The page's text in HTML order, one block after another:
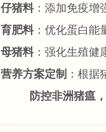
仔猪料：添加免疫增
育肥料：优化蛋白能
母猪料：强化生殖健
营养方案定制 ：根
防控非洲猪瘟